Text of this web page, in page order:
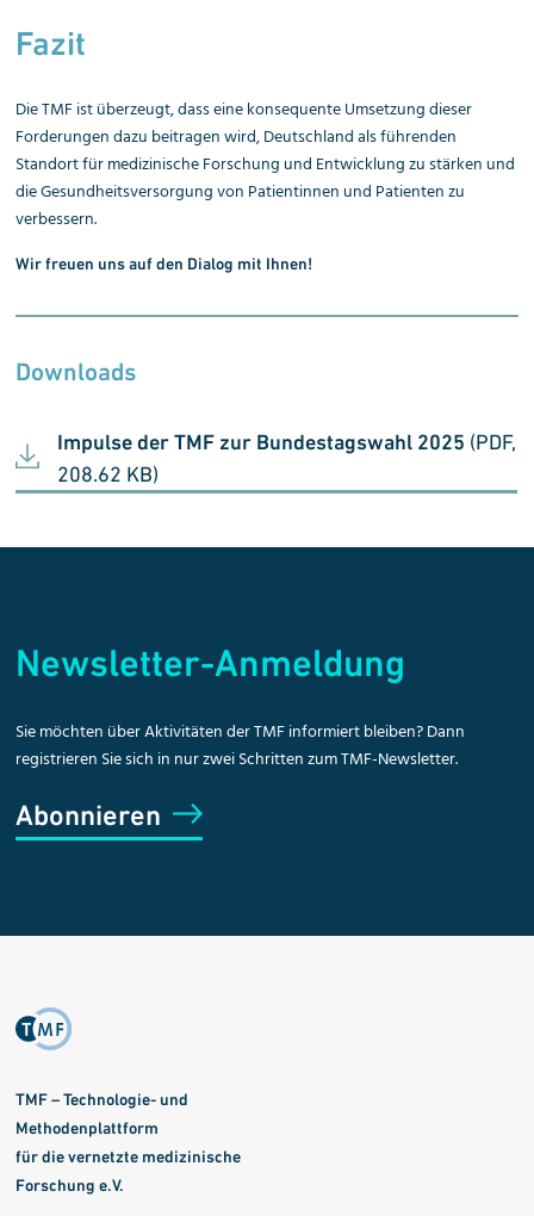
Fazit
Die TMF ist überzeugt, dass eine konsequente Umsetzung dieser
Forderungen dazu beitragen wird, Deutschland als führenden
Standort für medizinische Forschung und Entwicklung zu stärken und
die Gesundheitsversorgung von Patientinnen und Patienten zu
verbessern.
Wir freuen uns auf den Dialog mit Ihnen!
Downloads
Impulse der TMF zur Bundestagswahl 2025 (PDF,
208.62 KB)
Newsletter-Anmeldung
Sie möchten über Aktivitäten der TMF informiert bleiben? Dann
registrieren Sie sich in nur zwei Schritten zum TMF-Newsletter.
Abonnieren
TMF – Technologie- und
Methodenplattform
für die vernetzte medizinische
Forschung e.V.